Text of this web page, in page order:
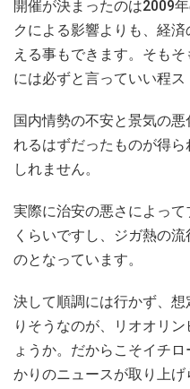
開催が決まったのは2009
クによる影響よりも、経
える事もできます。そも
には必ずと言っていい程ス
国内情勢の不安と景気の
れるはずだったものが得
しれません。
実際に治安の悪さによっ
くらいですし、ジガ熱の
のとなっています。
決して順調には行かず、
りそうなのが、リオオリ
ょうか。だからこそイチ
かりのニュースが取り上